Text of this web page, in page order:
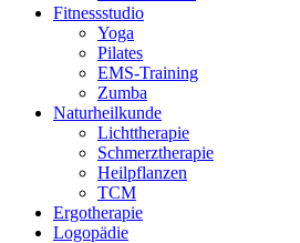
Fitnessstudio
Yoga
Pilates
EMS-Training
Zumba
Naturheilkunde
Lichttherapie
Schmerztherapie
Heilpflanzen
TCM
Ergotherapie
Logopädie